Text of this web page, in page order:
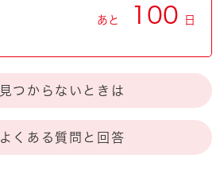
あと 100 日
見つからないときは
よくある質問と回答